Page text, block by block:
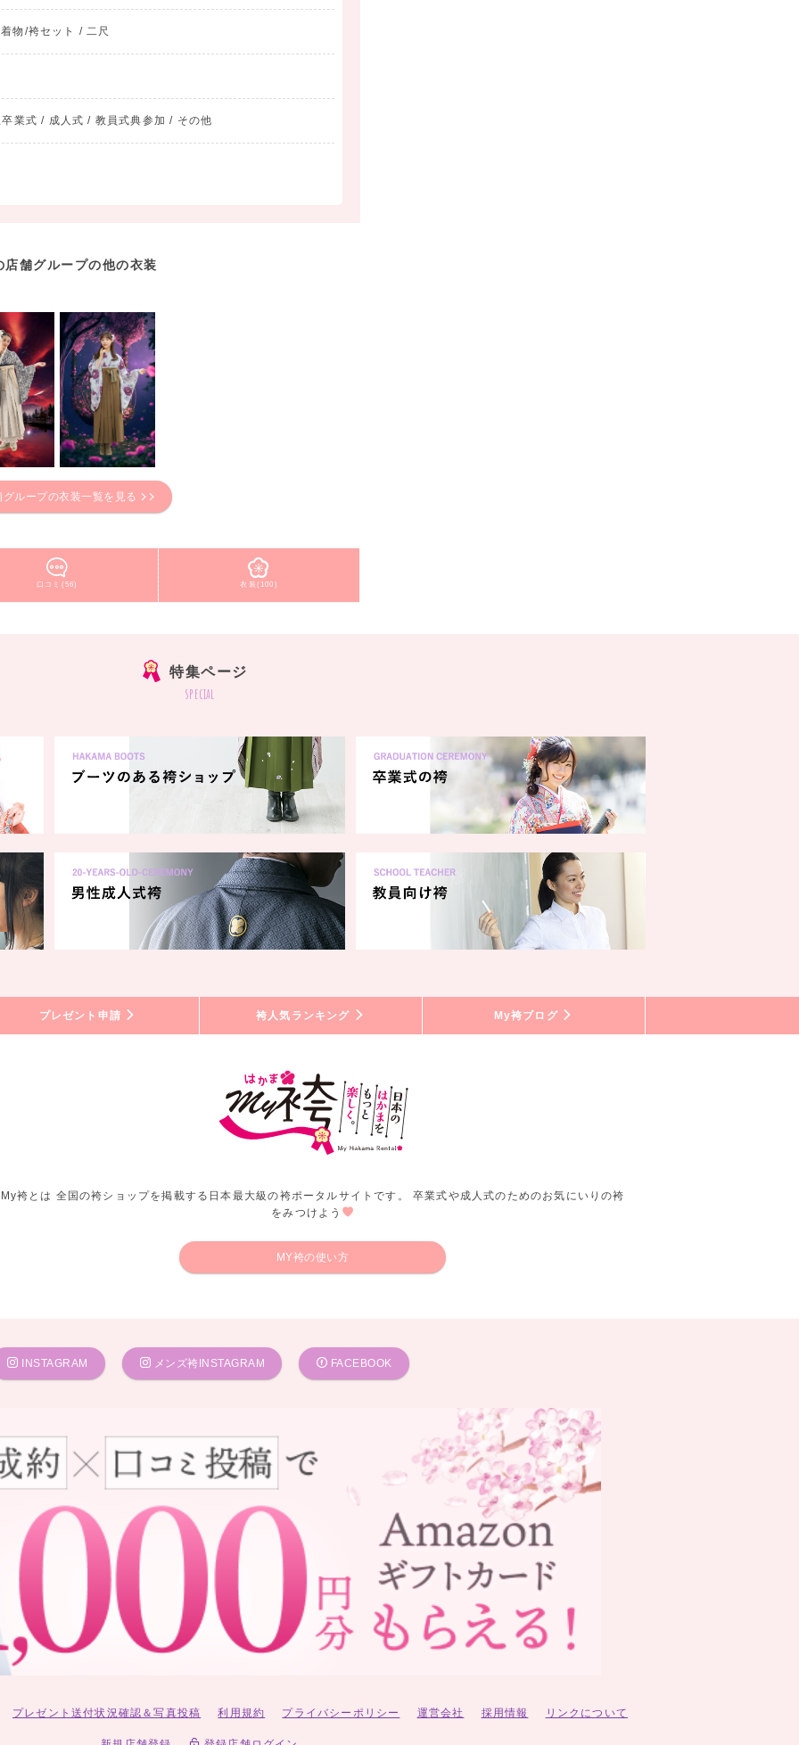
物/袴セット / 二尺
業式 / 成人式 / 教員式典参加 / その他
店舗グループの他の衣装
グループの衣装一覧を見る
口コミ(56) 衣装(100)
特集ページ
special
プレゼント申請 袴人気ランキング My袴ブログ
My袴とは 全国の袴ショップを掲載する日本最大級の袴ポータルサイトです。 卒業式や成人式のためのお気にいりの袴
をみつけよう
MY袴の使い方
INSTAGRAM メンズ袴INSTAGRAM FACEBOOK
プレゼント送付状況確認＆写真投稿 利用規約 プライバシーポリシー 運営会社 採用情報 リンクについて